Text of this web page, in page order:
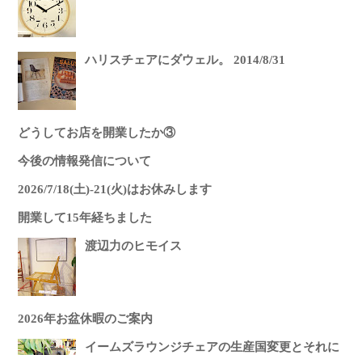
ハリスチェアにダウェル。 2014/8/31
どうしてお店を開業したか③
今後の情報発信について
2026/7/18(土)-21(火)はお休みします
開業して15年経ちました
渡辺力のヒモイス
2026年お盆休暇のご案内
イームズラウンジチェアの生産国変更とそれに